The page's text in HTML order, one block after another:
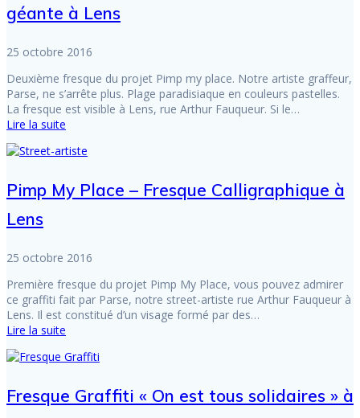
géante à Lens
25 octobre 2016
Deuxième fresque du projet Pimp my place. Notre artiste graffeur,
Parse, ne s’arrête plus. Plage paradisiaque en couleurs pastelles.
La fresque est visible à Lens, rue Arthur Fauqueur. Si le…
Lire la suite
Pimp My Place – Fresque Calligraphique à
Lens
25 octobre 2016
Première fresque du projet Pimp My Place, vous pouvez admirer
ce graffiti fait par Parse, notre street-artiste rue Arthur Fauqueur à
Lens. Il est constitué d’un visage formé par des…
Lire la suite
Fresque Graffiti « On est tous solidaires » à